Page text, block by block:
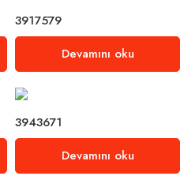
3917579
Devamını oku
3943671
Devamını oku